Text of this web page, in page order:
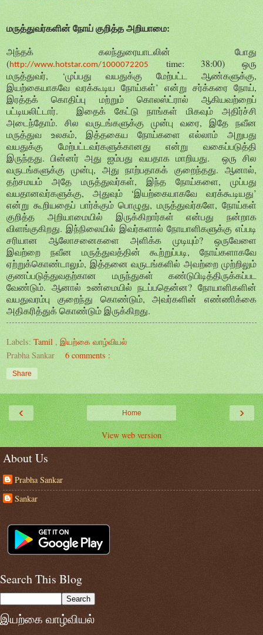
மருத்துவர்களின் நோய் குறித்த அறியாமை:
அந்தக் கலந்துரையாடலின் போது
(http://www.hotstar.com/1000072205
time: 38:00) ஒரு
மருத்துவர், ‘முப்பது வயதுக்கு மேற்பட்ட ஆண்களுக்கு,
இயற்கையாகவே வரக்கூடிய நோய்கள்’ என்று சர்க்கரை நோய்,
இரத்தக் கொதிப்பு மற்றும் கொலஸ்ட்ரால் ஆகியவற்றைப்
பட்டியலிட்டார். இதைக் கேட்டு நாங்கள் மிகவும் அதிர்ச்சி
அடைந்தோம். சில வருடங்களுக்கு முன்பு வரை, இதே நவீன
மருத்துவ உலகம், இத்தகைய நோய்களை எல்லாம் அறுபது
வயதுக்கு மேற்பட்டவர்களுக்கானது என்று வகைப்படுத்தி
இருந்தது. பின்னர் அது ஐம்பது வயதாக மாறியது. ஒரு சில
வருடங்களுக்கு முன்பு, அது நாற்பதாகக் குறைந்தது. ஆனால்,
தற்சமயம் அதே மருத்துவர்கள், இந்த நோய்களை, முப்பது
வயதானவர்களுக்கு, அதுவும் ‘இயற்கையாகவே வரக்கூடியது’
என்று கூறியதைப் பார்க்கும் பொழுது, மருத்துவர்களே, நோய்கள்
குறித்த அறியாமையில் இருக்கிறார்கள் என்பது நன்றாக
விளங்குகிறது. இந்நிலையில் இவர்களால் நோயாளிகளுக்கு எப்படி
சரியான ஆலோசனைகளை அளிக்க முடியும்? ஒருவேளை
இவற்றை நவீன மருத்துவத்தின் கூற்றுப்படி, நோய்களாகவே
ஏற்றுக்கொண்டாலும், இத்தனை வருடங்களில் அவற்றை முற்றிலும்
குணப்படுத்துவதற்கான மருந்துகள் கண்டுபிடித்திருக்கப்பட
வேண்டும். ஆனால் உண்மையில் நடப்பதென்ன? நோயாளிகளின்
வயதுவரம்பு குறைந்து கொண்டும், அவர்களின் எண்ணிக்கை
அதிகரித்துக் கொண்டும் இருக்கிறது.
Labels: Tamil , இயற்கை வாழ்வியல்
Prabha Sankar
6 comments :
Share
‹ ›
Home
View web version
About Us
Prabha Sankar
Sankar
Search This Blog
இயற்கை வாழ்வியல்